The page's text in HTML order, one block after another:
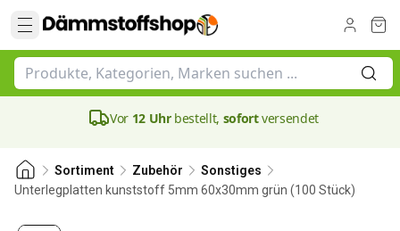
Vor 12 Uhrbestellt, sofortversendet
Sortiment Zubehör
Sonstiges
Unterlegplatten kunststoff 5mm 60x30mm grün (100 Stück)